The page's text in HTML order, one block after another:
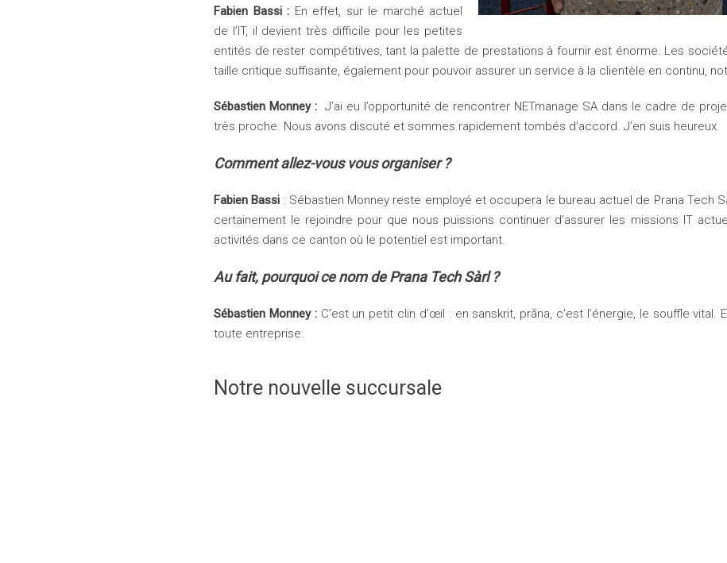
Fabien Bassi : En effet, sur le marché actuel
de l’IT, il devient très difficile pour les petites
entités de rester compétitives, tant la palette de prestations à fournir est énorme. Les
taille critique suffisante, également pour pouvoir assurer un service à la clientèle en continu,
Sébastien Monney : J’ai eu l’opportunité de rencontrer NETmanage SA dans le cadre de
très proche. Nous avons discuté et sommes rapidement tombés d’accord. J’en suis heureux.
Comment allez-vous vous organiser ?
Fabien Bassi : Sébastien Monney reste employé et occupera le bureau actuel de Prana Tech
certainement le rejoindre pour que nous puissions continuer d’assurer les missions IT
activités dans ce canton où le potentiel est important.
Au fait, pourquoi ce nom de Prana Tech Sàrl ?
Sébastien Monney : C’est un petit clin d’œil : en sanskrit, prãna, c’est l’énergie, le souffle vital.
toute entreprise.
Notre nouvelle succursale